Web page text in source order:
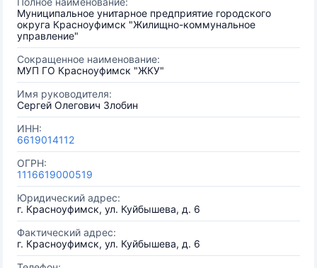
Муниципальное унитарное предприятие городского
округа Красноуфимск "Жилищно-коммунальное
управление"
Сокращенное наименование:
МУП ГО Красноуфимск "ЖКУ"
Имя руководителя:
Сергей Олегович Злобин
ИНН:
6619014112
ОГРН:
1116619000519
Юридический адрес:
г. Красноуфимск, ул. Куйбышева, д. 6
Фактический адрес:
г. Красноуфимск, ул. Куйбышева, д. 6